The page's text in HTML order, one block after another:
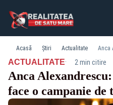
Acasă Știri Actualitate
ACTUALITATE· 2 min citire
Anca
face o campanie de